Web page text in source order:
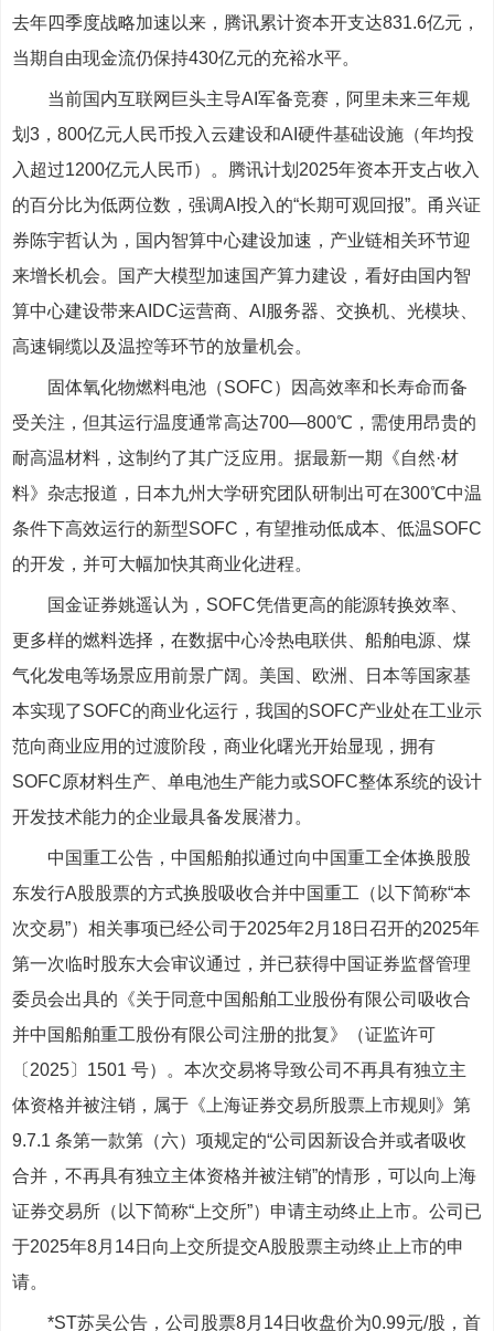
去年四季度战略加速以来，腾讯累计资本开支达831.6亿元，
当期自由现金流仍保持430亿元的充裕水平。
当前国内互联网巨头主导AI军备竞赛，阿里未来三年规
划3，800亿元人民币投入云建设和AI硬件基础设施（年均投
入超过1200亿元人民币）。腾讯计划2025年资本开支占收入
的百分比为低两位数，强调AI投入的“长期可观回报”。甬兴证
券陈宇哲认为，国内智算中心建设加速，产业链相关环节迎
来增长机会。国产大模型加速国产算力建设，看好由国内智
算中心建设带来AIDC运营商、AI服务器、交换机、光模块、
高速铜缆以及温控等环节的放量机会。
固体氧化物燃料电池（SOFC）因高效率和长寿命而备
受关注，但其运行温度通常高达700—800℃，需使用昂贵的
耐高温材料，这制约了其广泛应用。据最新一期《自然·材
料》杂志报道，日本九州大学研究团队研制出可在300℃中温
条件下高效运行的新型SOFC，有望推动低成本、低温SOFC
的开发，并可大幅加快其商业化进程。
国金证券姚遥认为，SOFC凭借更高的能源转换效率、
更多样的燃料选择，在数据中心冷热电联供、船舶电源、煤
气化发电等场景应用前景广阔。美国、欧洲、日本等国家基
本实现了SOFC的商业化运行，我国的SOFC产业处在工业示
范向商业应用的过渡阶段，商业化曙光开始显现，拥有
SOFC原材料生产、单电池生产能力或SOFC整体系统的设计
开发技术能力的企业最具备发展潜力。
中国重工公告，中国船舶拟通过向中国重工全体换股股
东发行A股股票的方式换股吸收合并中国重工（以下简称“本
次交易”）相关事项已经公司于2025年2月18日召开的2025年
第一次临时股东大会审议通过，并已获得中国证券监督管理
委员会出具的《关于同意中国船舶工业股份有限公司吸收合
并中国船舶重工股份有限公司注册的批复》（证监许可
〔2025〕1501 号）。本次交易将导致公司不再具有独立主
体资格并被注销，属于《上海证券交易所股票上市规则》第
9.7.1 条第一款第（六）项规定的“公司因新设合并或者吸收
合并，不再具有独立主体资格并被注销”的情形，可以向上海
证券交易所（以下简称“上交所”）申请主动终止上市。公司已
于2025年8月14日向上交所提交A股股票主动终止上市的申
请。
*ST苏吴公告，公司股票8月14日收盘价为0.99元/股，首